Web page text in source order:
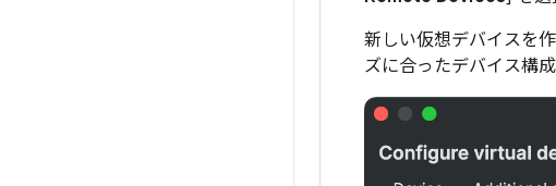
新しい仮想デバイスを
ズに合ったデバイス構